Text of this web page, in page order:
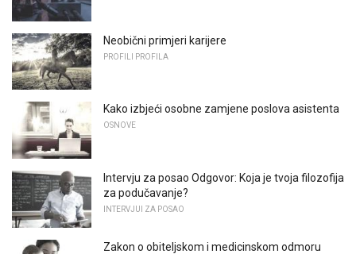
Neobični primjeri karijere
PROFILI PROFILA
Kako izbjeći osobne zamjene poslova asistenta
OSNOVE
Intervju za posao Odgovor: Koja je tvoja filozofija
za podučavanje?
INTERVJUI ZA POSAO
Zakon o obiteljskom i medicinskom odmoru